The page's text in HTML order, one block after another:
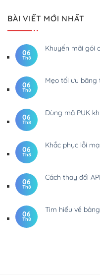
BÀI VIẾT MỚI NHẤT
06
Th8
Khuyến mãi gói
06
Th8
Mẹo tối ưu
06
Th8
Dùng mã PUK
06
Th8
Khắc phục lỗi
06
Th8
Cách thay đổi
06
Th8
Tìm hiểu về